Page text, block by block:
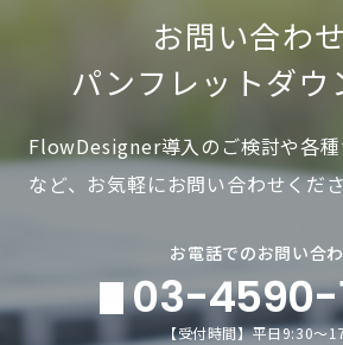
お問い合わ
パンフレットダウ
FlowDesigner導入のご検討や各
など、お気軽にお問い合わせくだ
お電話でのお問い合
03-4590-
【受付時間】平日9:30～